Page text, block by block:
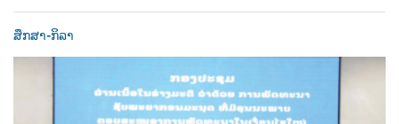
ສຶກສາ-ກິລາ